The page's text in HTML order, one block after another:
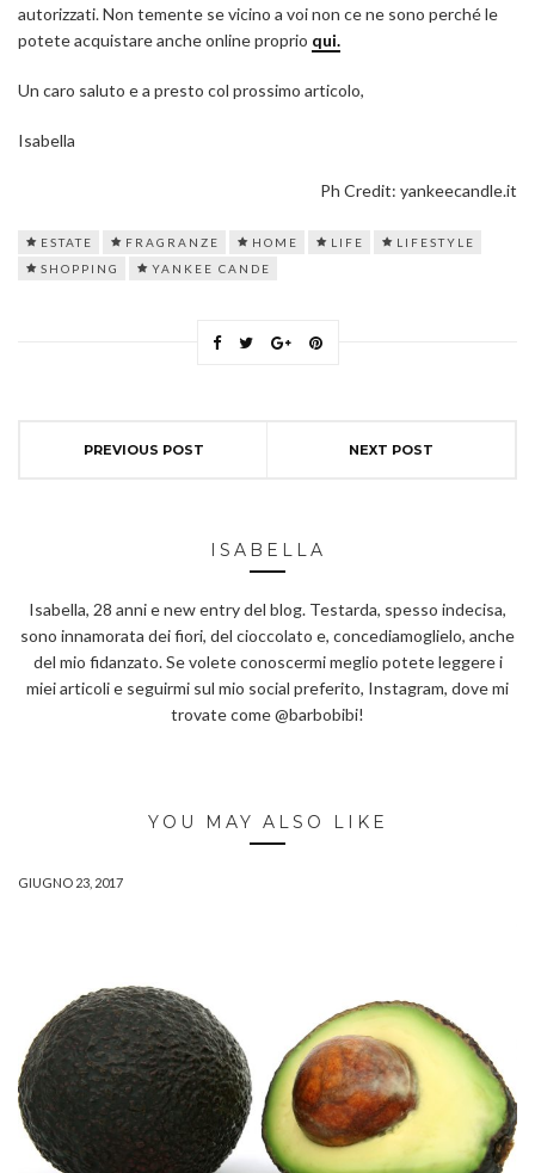
autorizzati. Non temente se vicino a voi non ce ne sono perché le
potete acquistare anche online proprio qui.
Un caro saluto e a presto col prossimo articolo,
Isabella
Ph Credit: yankeecandle.it
ESTATE FRAGRANZE HOME LIFE
LIFESTYLE
SHOPPING
YANKEE CANDE
PREVIOUS POST NEXT POST
ISABELLA
Isabella, 28 anni e new entry del blog. Testarda, spesso indecisa,
sono innamorata dei fiori, del cioccolato e, concediamoglielo, anche
del mio fidanzato. Se volete conoscermi meglio potete leggere i
miei articoli e seguirmi sul mio social preferito, Instagram, dove mi
trovate come @barbobibi!
YOU MAY ALSO LIKE
GIUGNO 23, 2017